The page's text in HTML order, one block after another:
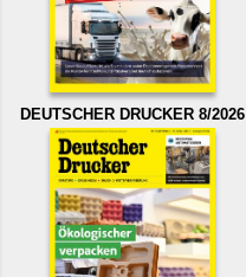
DEUTSCHER DRUCKER 8/2026